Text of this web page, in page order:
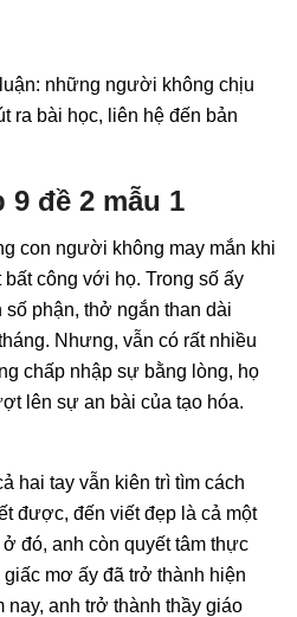
những người không chịu
ra bài học, liên hệ đến bản
đề 2 mẫu 1
con người không may mắn khi
công với họ. Trong số ấy
phận, thở ngắn than dài
Nhưng, vẫn có rất nhiều
chấp nhập sự bằng lòng, họ
lên sự an bài của tạo hóa.
hai tay vẫn kiên trì tìm cách
được, đến viết đẹp là cả một
đó, anh còn quyết tâm thực
mơ ấy đã trở thành hiện
anh trở thành thầy giáo